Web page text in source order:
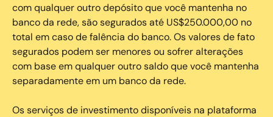
com qualquer outro depósito que você mantenha no
banco da rede, são segurados até US$250.000,00 no
total em caso de falência do banco. Os valores de fato
segurados podem ser menores ou sofrer alterações
com base em qualquer outro saldo que você mantenha
separadamente em um banco da rede.
Os serviços de investimento disponíveis na plataforma